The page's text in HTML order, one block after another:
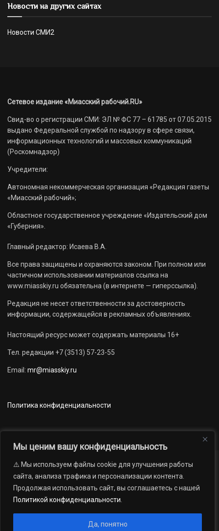
Мы ценим вашу конфиденциальность
⚠️ Мы используем файлы cookie для улучшения работы
сайта, анализа трафика и персонализации контента.
Продолжая использовать сайт, вы соглашаетесь с нашей
Политикой конфиденциальности
Да, понятно
Новости на других сайтах
Новости СМИ2
Сетевое издание «Миасский рабочий.RU»
Свид-во о регистрации СМИ: ЭЛ № ФС 77 – 61785 от 07.05.2015
выдано Федеральной службой по надзору в сфере связи,
информационных технологий и массовых коммуникаций
(Роскомнадзор)
Учредители:
Автономная некоммерческая организация «Редакция газеты
«Миасский рабочий»;
Областное государственное учреждение «Издательский дом
«Губерния».
Главный редактор: Исаева В.А.
Все права защищены и охраняются законом. При полном или
частичном использовании материалов ссылка на
www.miasskiy.ru обязательна (в интернете — гиперссылка).
Редакция не несет ответственности за достоверность
информации, содержащейся в рекламных объявлениях.
Настоящий ресурс может содержать материалы 16+
Тел. редакции +7 (3513) 57-23-55
Email: mr@miasskiy.ru
Политика конфиденциальности
Новости Наши проекты
Официально
АРХИВ
16+
газеты «Миасский рабочий»; Областное государственное учреждение
«Издательский дом «Губерния». Все права защищены.
Андрей Петрович Попов